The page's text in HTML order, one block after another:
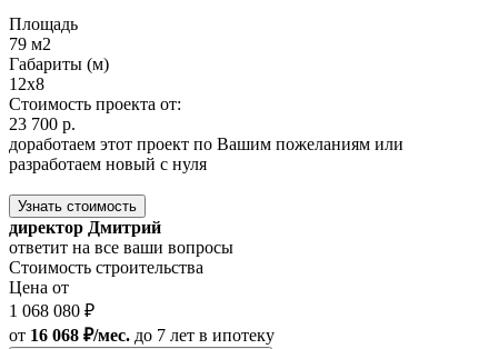
Площадь
79 м2
Габариты (м)
12x8
Стоимость проекта от:
23 700 р.
доработаем этот проект по Вашим пожеланиям или
разработаем новый с нуля
Узнать стоимость
директор Дмитрий
ответит на все ваши вопросы
Стоимость строительства
Цена от
1 068 080 ₽
от 16 068 ₽/мес. до 7 лет в ипотеку